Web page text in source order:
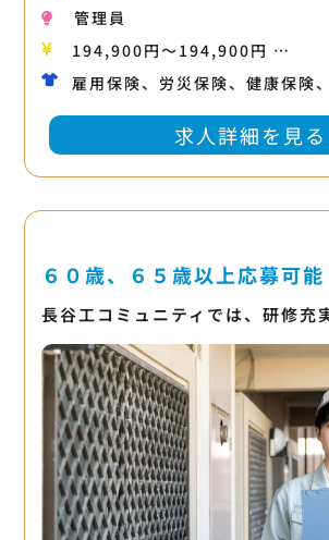
管理員
194,900円〜194,900円 …
雇用保険、労災保険、健康保険
求人詳細を見る
６０歳、６５歳以上応募可
長谷工コミュニティでは、研修充